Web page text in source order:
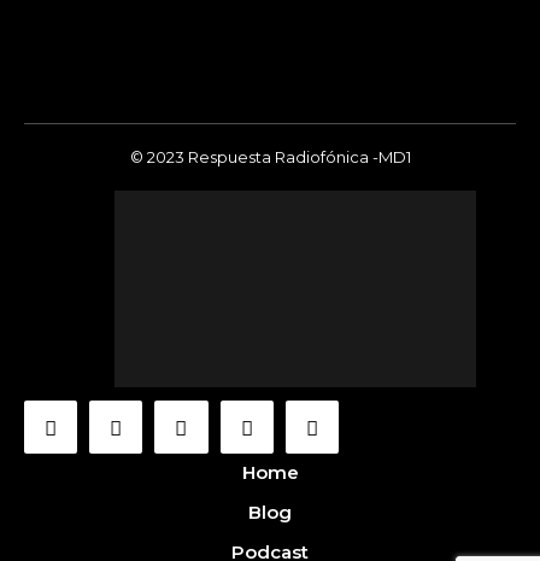
© 2023 Respuesta Radiofónica -MD1
Home
Blog
Podcast